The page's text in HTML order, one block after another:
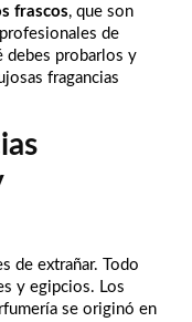
frascos, que son
de
debes probarlos y
fragancias
de extrañar. Todo
y egipcios. Los
se originó en